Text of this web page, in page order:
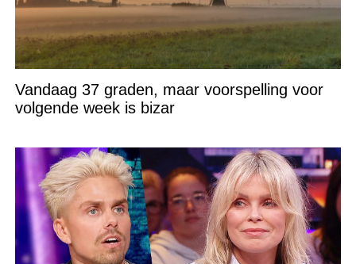
Vandaag 37 graden, maar voorspelling voor
volgende week is bizar